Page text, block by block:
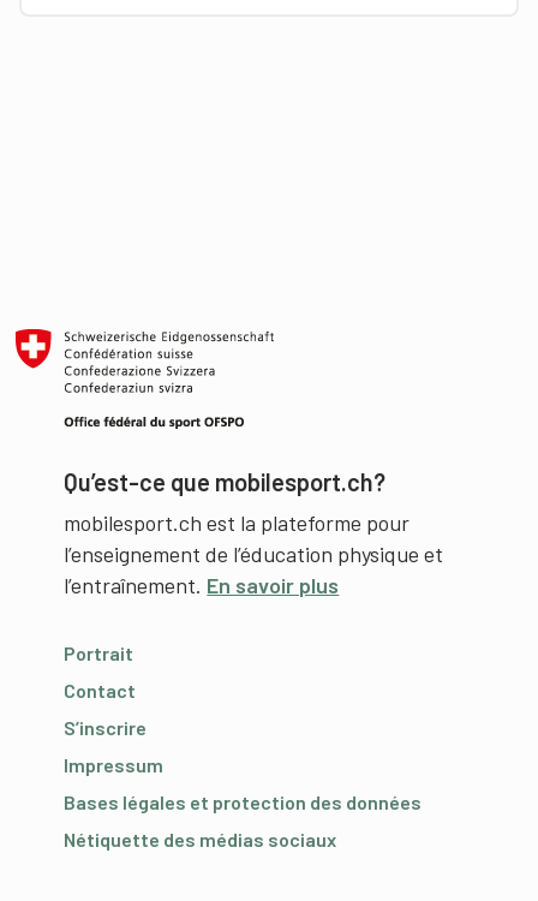
Qu’est-ce que mobilesport.ch?
mobilesport.ch est la plateforme pour
l’enseignement de l’éducation physique et
l’entraînement. En savoir plus
Portrait
Contact
S’inscrire
Impressum
Bases légales et protection des données
Nétiquette des médias sociaux